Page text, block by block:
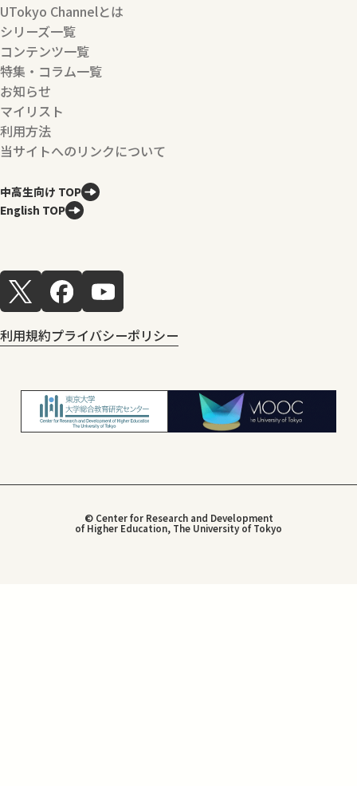
UTokyo Channelとは
シリーズ一覧
コンテンツ一覧
特集・コラム一覧
お知らせ
マイリスト
利用方法
当サイトへのリンクについて
中高生向け TOP
English TOP
利用規約プライバシーポリシー
© Center for Research and Development
of Higher Education, The University of Tokyo